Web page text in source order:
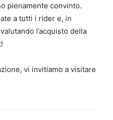
pienamente convinto.
a tutti i rider e, in
l’acquisto della
vi invitiamo a visitare